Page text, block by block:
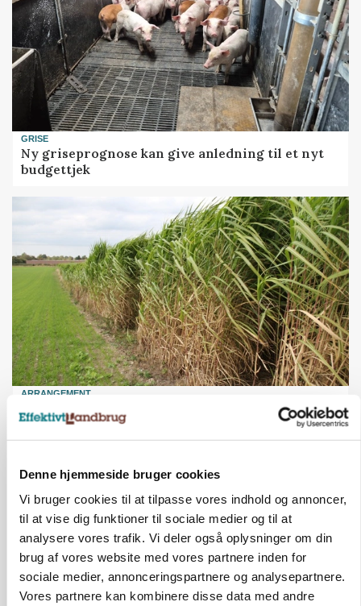
Denne hjemmeside bruger cookies
Vi bruger cookies til at tilpasse vores indhold og annoncer,
til at vise dig funktioner til sociale medier og til at
analysere vores trafik. Vi deler også oplysninger om din
brug af vores website med vores partnere inden for
sociale medier, annonceringspartnere og analysepartnere.
Vores partnere kan kombinere disse data med andre
GRISE
Ny griseprognose kan give anledning til et nyt
budgettjek
ARRANGEMENT
Markvandring sætter fokus på elefantgræs